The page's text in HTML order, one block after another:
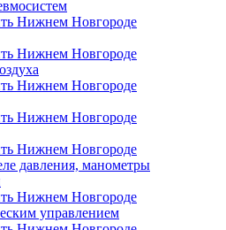
давления, манометры
управлением